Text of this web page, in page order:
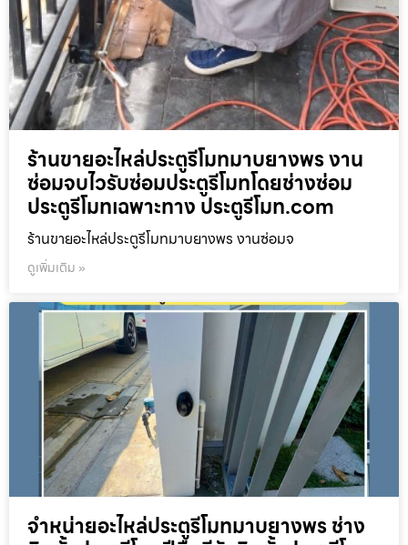
ร้านขายอะไหล่ประตูรีโมทมาบยางพร งาน
ซ่อมจบไวรับซ่อมประตูรีโมทโดยช่างซ่อม
ประตูรีโมทเฉพาะทาง ประตูรีโมท.com
ร้านขายอะไหล่ประตูรีโมทมาบยางพร งานซ่อมจ
ดูเพิ่มเติม »
จำหน่ายอะไหล่ประตูรีโมทมาบยางพร ช่าง